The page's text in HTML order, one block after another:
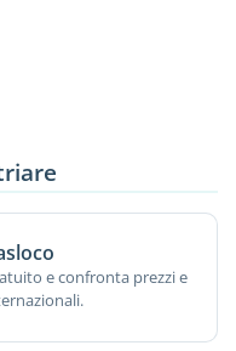
e confronta prezzi e